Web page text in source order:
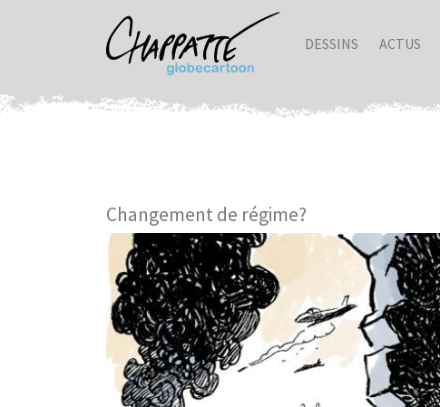
DESSINS ACTUS
Changement de régime?